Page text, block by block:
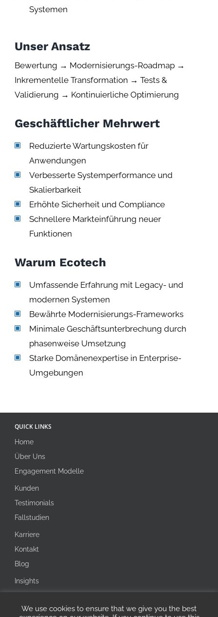
Systemen
Unser Ansatz
Bewertung → Modernisierungs-Roadmap →
Inkrementelle Transformation → Tests &
Validierung → Kontinuierliche Optimierung
Geschäftlicher Mehrwert
Reduzierte Wartungskosten für
Anwendungen
Verbesserte Systemperformance und
Skalierbarkeit
Erhöhte Sicherheit und Compliance
Schnellere Markteinführung neuer
Funktionen
Warum Ecotech
Umfassende Erfahrung mit Legacy- und
modernen Systemen
Bewährte Modernisierungs-Frameworks
Minimale Geschäftsunterbrechung durch
phasenweise Umsetzung
Starke Domänenexpertise in Enterprise-
Umgebungen
QUICK LINKS
Home
Über Uns
Engagement Modelle
Kunden
Testimonials
Fallstudien
Karriere
Kontakt
Blog
Insights
Integrity Line
We use cookies to ensure that we give you the best